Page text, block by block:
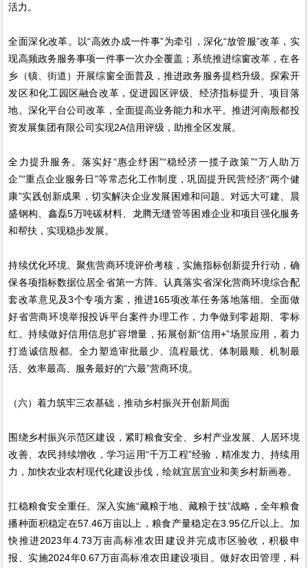
活力。
全面深化改革。以“高效办成一件事”为牵引，深化“放管服”改革，实
现高频政务服务事项一件事一次办全覆盖；系统推进综窗改革，在各
乡（镇、街道）开展综窗全面普及，推进政务服务提档升级。探索开
发区和化工园区融合改革，促进园区评级、经济指标提升、项目落
地。深化平台公司改革，全面提高业务能力和水平。推进河南殷都投
资发展集团有限公司实现2A信用评级，助推全区发展。
全力提升服务。落实好“惠企纾困”“稳经济一揽子政策”“万人助万
企”“重点企业服务日”等常态化工作制度，巩固提升民营经济“两个健
康”实践创新成果，切实解决企业发展困难和问题。对远大可建、晨
盛钢构、鑫磊5万吨碳材料、龙腾无缝管等困难企业和项目强化服务
和帮扶，实现稳步发展。
持续优化环境。聚焦营商环境评价考核，实施指标创新提升行动，确
保各项指标数据位居全省第一方阵。认真落实省深化营商环境综合配
套改革意见及3个专项方案，推进165项改革任务落地落细。全面做
好省营商环境举报投诉平台案件办理工作，力争做到零超期、零标
红。持续做好信用信息扩容增量，拓展创新“信用+”场景应用，着力
打造诚信殷都。全力塑造审批最少、流程最优、体制最顺、机制最
活、效率最高、服务最好的“六最”营商环境。
（六）着力筑牢三农基础，推动乡村振兴开创新局面
围绕乡村振兴示范区建设，紧盯粮食安全、乡村产业发展、人居环境
改善、农民持续增收，学习运用“千万工程”经验，精准发力、持续用
力，加快农业农村现代化建设步伐，绘就宜居宜业和美乡村新画卷。
扛稳粮食安全重任。深入实施“藏粮于地、藏粮于技”战略，全年粮食
播种面积稳定在57.46万亩以上，粮食产量稳定在3.95亿斤以上。加
快推进2023年4.73万亩高标准农田建设并完成市区验收，积极申
报、实施2024年0.67万亩高标准农田建设项目。做好农田管理，科